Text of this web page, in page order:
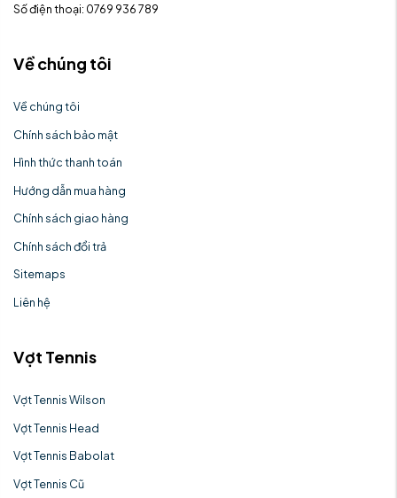
Số điện thoại: 0769 936 789
Về chúng tôi
Về chúng tôi
Chính sách bảo mật
Hình thức thanh toán
Hướng dẫn mua hàng
Chính sách giao hàng
Chính sách đổi trả
Sitemaps
Liên hệ
Vợt Tennis
Vợt Tennis Wilson
Vợt Tennis Head
Vợt Tennis Babolat
Vợt Tennis Cũ